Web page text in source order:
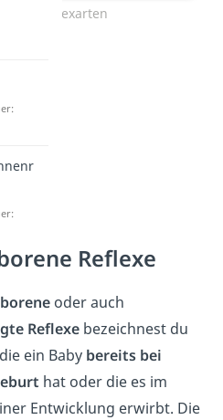
Reflexarten
Reflexe
oder auch
Reflexebezeichnest du
ein Baby bereits bei
hat oder die es im
Entwicklung erwirbt. Die